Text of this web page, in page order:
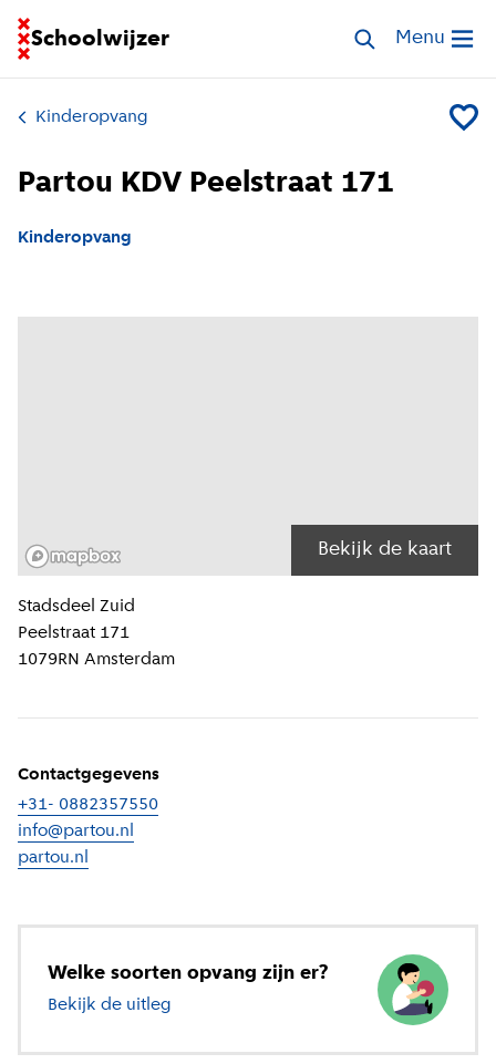
Schoolwijzer
Ga naar homepage van SchoolwijzerZoek opvang
Open
Menu
Kinderopvang Voeg
Partou KDV Peelstraat 171
Kinderopvang
Bekijk de kaart
Locatiegegevens
Stadsdeel Zuid
Peelstraat 171
1079RN Amsterdam
Contactgegevens
+31- 0882357550
info@partou.nl
partou.nl
Welke soorten opvang zijn er?
Bekijk de uitleg over verschillende soorten opvang